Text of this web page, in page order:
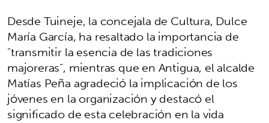
Desde Tuineje, la concejala de Cultura, Dulce
María García, ha resaltado la importancia de
"transmitir la esencia de las tradiciones
majoreras", mientras que en Antigua, el alcalde
Matías Peña agradeció la implicación de los
jóvenes en la organización y destacó el
significado de esta celebración en la vida